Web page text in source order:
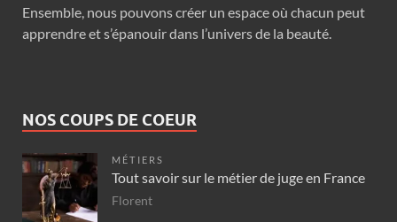
Ensemble, nous pouvons créer un espace où chacun peut
apprendre et s’épanouir dans l’univers de la beauté.
NOS COUPS DE COEUR
MÉTIERS
Tout savoir sur le métier de juge en France
Florent